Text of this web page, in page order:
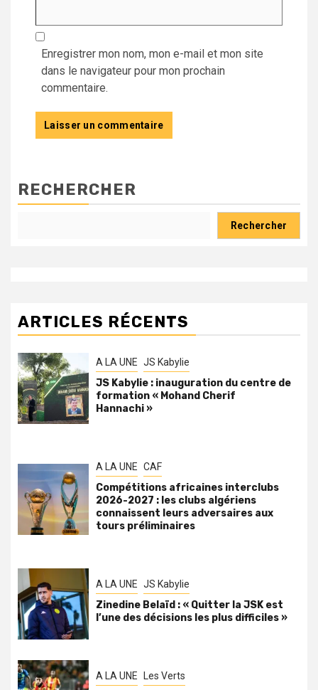
Enregistrer mon nom, mon e-mail et mon site
dans le navigateur pour mon prochain
commentaire.
RECHERCHER
Rechercher
ARTICLES RÉCENTS
A LA UNE JS Kabylie
JS Kabylie : inauguration du centre de
formation « Mohand Cherif
Hannachi »
A LA UNE CAF
Compétitions africaines interclubs
2026-2027 : les clubs algériens
connaissent leurs adversaires aux
tours préliminaires
A LA UNE JS Kabylie
Zinedine Belaïd : « Quitter la JSK est
l’une des décisions les plus difficiles »
A LA UNE Les Verts